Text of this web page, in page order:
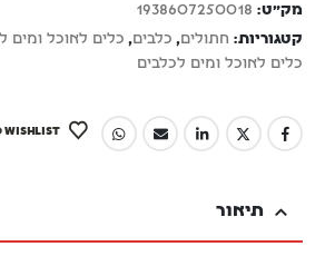
מק"ט: 1938607250018
קטגוריות: חתולים, כלבים, כלים לאוכל ומים
כלים לאוכל ומים לכלבים
WISHLIST
תיאור